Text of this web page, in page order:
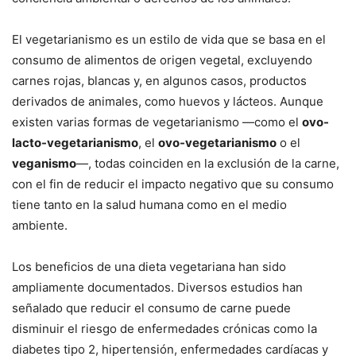
El vegetarianismo es un estilo de vida que se basa en el
consumo de alimentos de origen vegetal, excluyendo
carnes rojas, blancas y, en algunos casos, productos
derivados de animales, como huevos y lácteos. Aunque
existen varias formas de vegetarianismo —como el ovo-
lacto-vegetarianismo, el ovo-vegetarianismo o el
veganismo—, todas coinciden en la exclusión de la carne,
con el fin de reducir el impacto negativo que su consumo
tiene tanto en la salud humana como en el medio
ambiente.
Los beneficios de una dieta vegetariana han sido
ampliamente documentados. Diversos estudios han
señalado que reducir el consumo de carne puede
disminuir el riesgo de enfermedades crónicas como la
diabetes tipo 2, hipertensión, enfermedades cardíacas y